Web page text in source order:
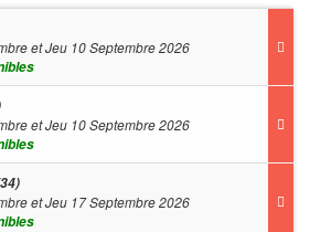
et Jeu 10 Septembre 2026
et Jeu 10 Septembre 2026
et Jeu 17 Septembre 2026